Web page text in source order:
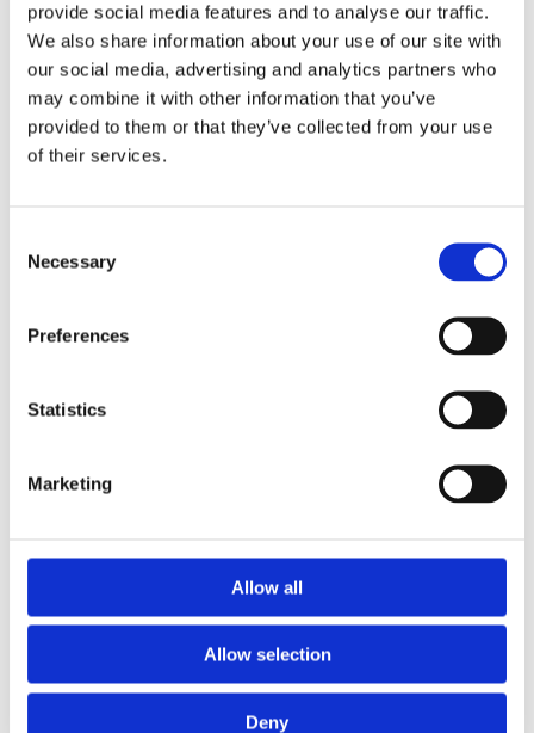
provide social media features and to analyse our traffic.
We also share information about your use of our site with
our social media, advertising and analytics partners who
may combine it with other information that you’ve
provided to them or that they’ve collected from your use
of their services.
Selection
Necessary
Preferences
Statistics
Marketing
Allow all
Allow selection
Deny
Putere motor
13 cp
Turatie motor
3000 rpm
Demaraj
Aer .
Nivel zgomot (la 7 m.)
Greutate echipament
Dimensiuni
960 x 560 x 770 L x l x H (mm)